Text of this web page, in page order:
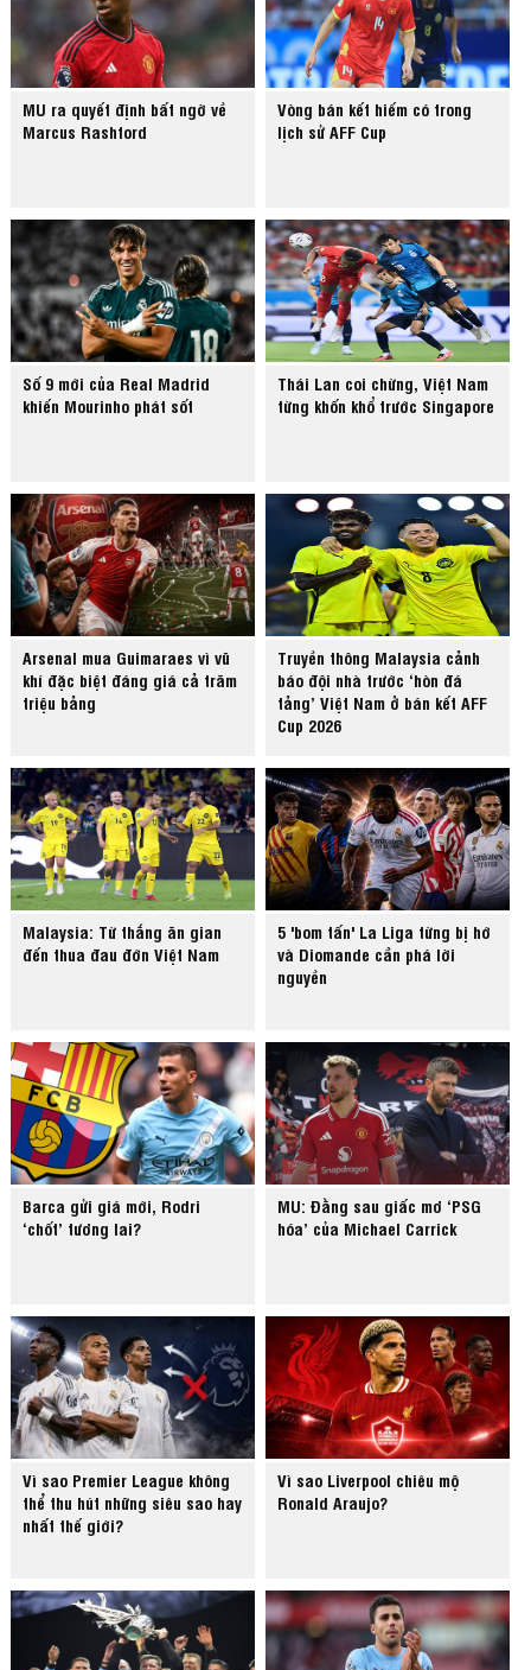
MU ra quyết định bất ngờ về
Marcus Rashford
Vòng bán kết hiếm có trong
lịch sử AFF Cup
Số 9 mới của Real Madrid
khiến Mourinho phát sốt
Thái Lan coi chừng, Việt Nam
từng khốn khổ trước Singapore
Arsenal mua Guimaraes vì vũ
khí đặc biệt đáng giá cả trăm
triệu bảng
Truyền thông Malaysia cảnh
báo đội nhà trước ‘hòn đá
tảng’ Việt Nam ở bán kết AFF
Cup 2026
Malaysia: Từ thắng ăn gian
đến thua đau đớn Việt Nam
5 'bom tấn' La Liga từng bị hớ
và Diomande cần phá lời
nguyền
Barca gửi giá mới, Rodri
‘chốt’ tương lai?
MU: Đằng sau giấc mơ ‘PSG
hóa’ của Michael Carrick
Vì sao Premier League không
thể thu hút những siêu sao hay
nhất thế giới?
Vì sao Liverpool chiêu mộ
Ronald Araujo?